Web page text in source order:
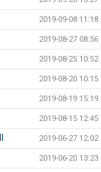
2019-09-08 11:18
2019-08-27 08:56
2019-08-25 10:52
2019-08-20 10:15
2019-08-19 15:19
2019-08-15 12:45
2019-06-27 12:02
2019-06-20 13:23